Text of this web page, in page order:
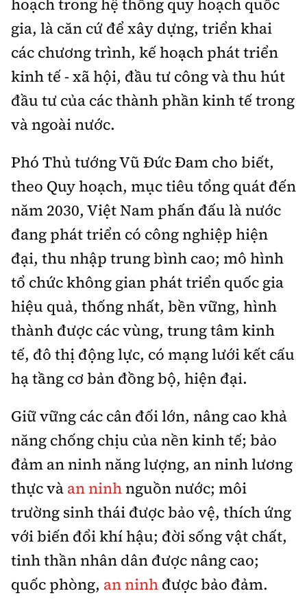
hoạch trong hệ thống quy hoạch quốc
gia, là căn cứ để xây dựng, triển khai
các chương trình, kế hoạch phát triển
kinh tế - xã hội, đầu tư công và thu hút
đầu tư của các thành phần kinh tế trong
và ngoài nước.
Phó Thủ tướng Vũ Đức Đam cho biết,
theo Quy hoạch, mục tiêu tổng quát đến
năm 2030, Việt Nam phấn đấu là nước
đang phát triển có công nghiệp hiện
đại, thu nhập trung bình cao; mô hình
tổ chức không gian phát triển quốc gia
hiệu quả, thống nhất, bền vững, hình
thành được các vùng, trung tâm kinh
tế, đô thị động lực, có mạng lưới kết cấu
hạ tầng cơ bản đồng bộ, hiện đại.
Giữ vững các cân đối lớn, nâng cao khả
năng chống chịu của nền kinh tế; bảo
đảm an ninh năng lượng, an ninh lương
thực và an ninhnguồn nước; môi
trường sinh thái được bảo vệ, thích ứng
với biến đổi khí hậu; đời sống vật chất,
tinh thần nhân dân được nâng cao;
quốc phòng, an ninh được bảo đảm.